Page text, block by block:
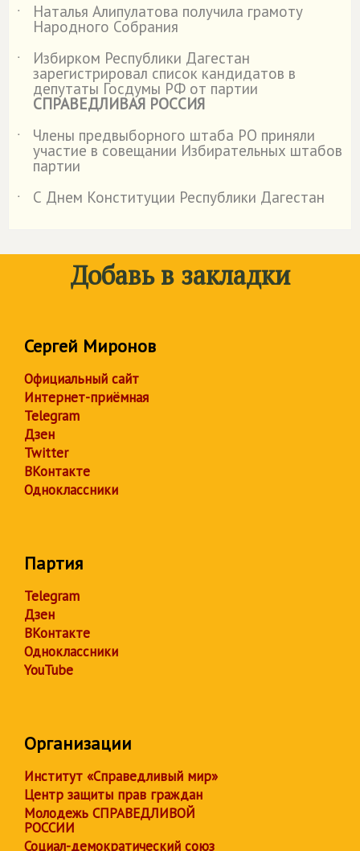
˙
Наталья Алипулатова получила грамоту
Народного Собрания
˙
Избирком Республики Дагестан
зарегистрировал список кандидатов в
депутаты Госдумы РФ от партии
СПРАВЕДЛИВАЯ РОССИЯ
˙
Члены предвыборного штаба РО приняли
участие в совещании Избирательных штабов
партии
˙
С Днем Конституции Республики Дагестан
Добавь в закладки
Сергей Миронов
Официальный сайт
Интернет-приёмная
Telegram
Дзен
Twitter
ВКонтакте
Одноклассники
Партия
Telegram
Дзен
ВКонтакте
Одноклассники
YouTube
Организации
Институт «Справедливый мир»
Центр защиты прав граждан
Молодежь СПРАВЕДЛИВОЙ
РОССИИ
Социал-демократический союз